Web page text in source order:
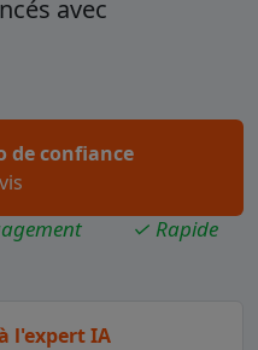
avec
de confiance
✓ Rapide
l'expert IA